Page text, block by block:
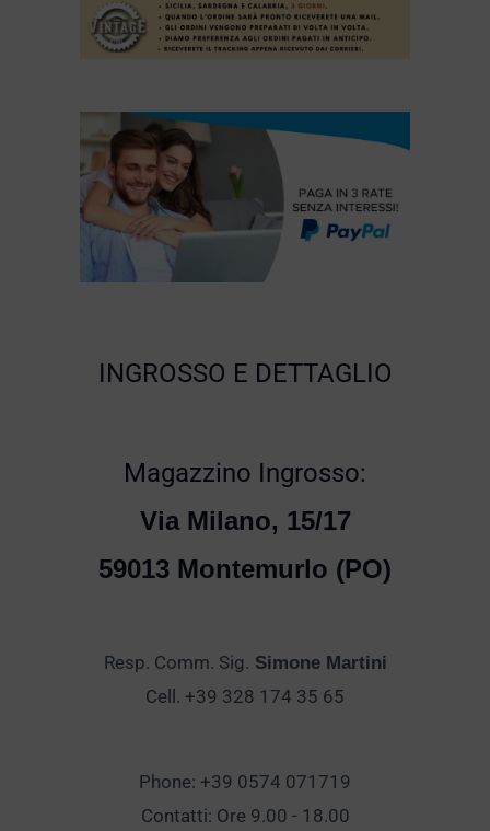
INGROSSO E DETTAGLIO
Magazzino Ingrosso:
Via Milano, 15/17
59013 Montemurlo (PO)
Resp. Comm. Sig. Simone Martini
Cell. +39 328 174 35 65
Phone: +39 0574 071719
Contatti: Ore 9.00 - 18.00